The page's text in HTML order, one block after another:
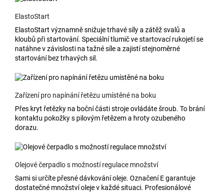
ElastoStart
ElastoStart významně snižuje trhavé síly a zátěž svalů a
kloubů při startování. Speciální tlumič ve startovací rukojetí se
natáhne v závislosti na tažné síle a zajistí stejnoměrné
startování bez trhavých sil.
Zařízení pro napínání řetězu umístěné na boku
Přes kryt řetězky na boční části stroje ovládáte šroub. To brání
kontaktu pokožky s pilovým řetězem a hroty ozubeného
dorazu.
Olejové čerpadlo s možností regulace množství
Sami si určíte přesné dávkování oleje. Označení E garantuje
dostatečné množství oleje v každé situaci. Profesionálové